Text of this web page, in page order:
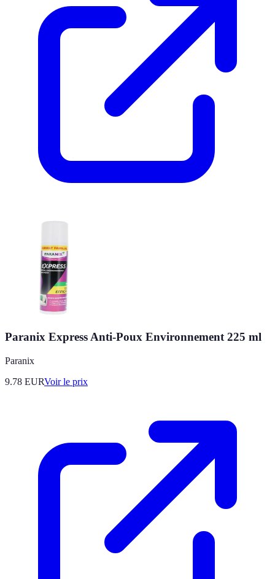
Paranix Express Anti-Poux Environnement 225 ml
Paranix
9.78 EURVoir le prix